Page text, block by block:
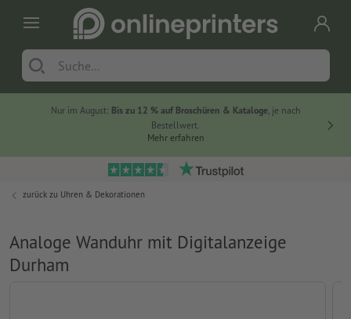
Nur im August: Bis zu 12 % auf Broschüren & Kataloge, je nach
Bestellwert.
Mehr erfahren
zurück zu Uhren & Dekorationen
Analoge Wanduhr mit Digitalanzeige
Durham